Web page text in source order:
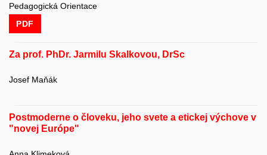
Pedagogická Orientace
PDF
Za prof. PhDr. Jarmilu Skalkovou, DrSc
Josef Maňák
Postmoderne o človeku, jeho svete a etickej výchove v
"novej Európe"